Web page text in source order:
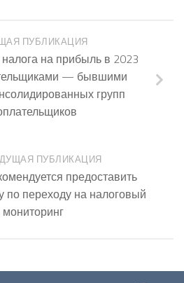
ПУБЛИКАЦИЯ
на прибыль в 2023
— бывшими
групп
ПУБЛИКАЦИЯ
предоставить
по переходу на налоговый
мониторинг